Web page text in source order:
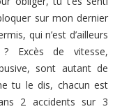
sur mon dernier
qui n’est d’ailleurs
Excès de vitesse,
sont autant de
tu le dis, chacun est
2 accidents sur 3